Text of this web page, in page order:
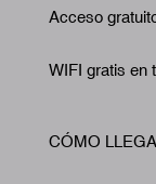
Acceso
WIFI gratis en
CÓMO